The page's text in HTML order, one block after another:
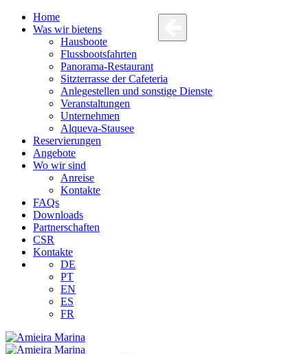
Home
Was wir bietens
Hausboote
Flussbootsfahrten
Panorama-Restaurant
Sitzterrasse der Cafeteria
Anlegestellen und sonstige Dienste
Veranstaltungen
Unternehmen
Alqueva-Stausee
Reservierungen
Angebote
Wo wir sind
Anreise
Kontakte
FAQs
Downloads
Partnerschaften
CSR
Kontakte
DE
PT
EN
ES
FR